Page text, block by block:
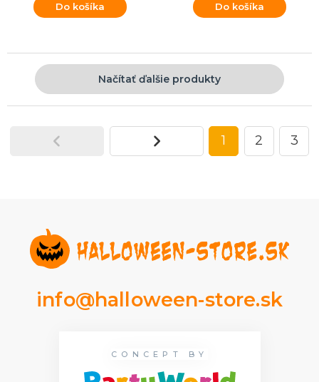
Do košíka Do košíka
Načítať ďalšie produkty
1 2 3
info@halloween-store.sk
CONCEPT BY